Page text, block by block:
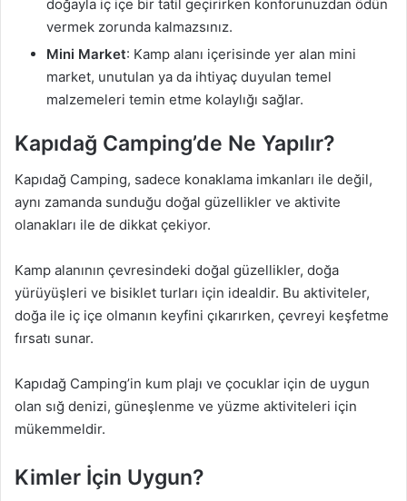
doğayla iç içe bir tatil geçirirken konforunuzdan ödün
vermek zorunda kalmazsınız.
Mini Market: Kamp alanı içerisinde yer alan mini
market, unutulan ya da ihtiyaç duyulan temel
malzemeleri temin etme kolaylığı sağlar.
Kapıdağ Camping’de Ne Yapılır?
Kapıdağ Camping, sadece konaklama imkanları ile değil,
aynı zamanda sunduğu doğal güzellikler ve aktivite
olanakları ile de dikkat çekiyor.
Kamp alanının çevresindeki doğal güzellikler, doğa
yürüyüşleri ve bisiklet turları için idealdir. Bu aktiviteler,
doğa ile iç içe olmanın keyfini çıkarırken, çevreyi keşfetme
fırsatı sunar.
Kapıdağ Camping’in kum plajı ve çocuklar için de uygun
olan sığ denizi, güneşlenme ve yüzme aktiviteleri için
mükemmeldir.
Kimler İçin Uygun?